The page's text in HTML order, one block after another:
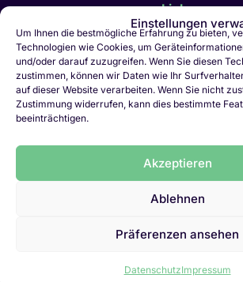
Einstellungen
Um Ihnen die bestmögliche Erfahrung zu bieten,
Technologien wie Cookies, um
und/oder darauf zuzugreifen. Wenn Sie diesen
zustimmen, können wir Daten wie Ihr
auf dieser Website verarbeiten. Wenn Sie nicht
Zustimmung widerrufen, kann dies bestimmte
beeinträchtigen.
Akzeptieren
Ablehnen
Präferenzen ansehen
DatenschutzImpressum
Links
IT-Stellen Graubünden &
Kaufmännische Stellen
Personalvermittlung
Personalvermittlung
Jobletter abonnieren
Vakanz melden
LinkedIn
Impressum